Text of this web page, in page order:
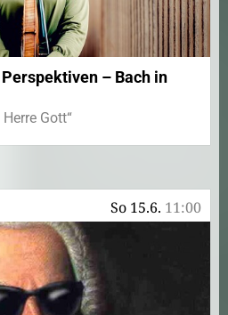
– Bach in
Gott“
So 15.6. 11:00